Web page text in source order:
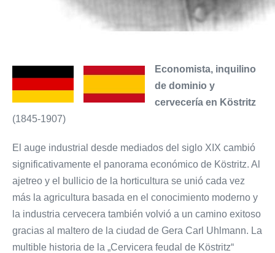
Economista, inquilino
de dominio y
cervecería en Köstritz
(1845-1907)
El auge industrial desde mediados del siglo XIX cambió
significativamente el panorama económico de Köstritz. Al
ajetreo y el bullicio de la horticultura se unió cada vez
más la agricultura basada en el conocimiento moderno y
la industria cervecera también volvió a un camino exitoso
gracias al maltero de la ciudad de Gera Carl Uhlmann. La
multible historia de la „Cervicera feudal de Köstritz“